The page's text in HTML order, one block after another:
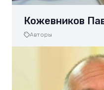
Кожевников
Авторы